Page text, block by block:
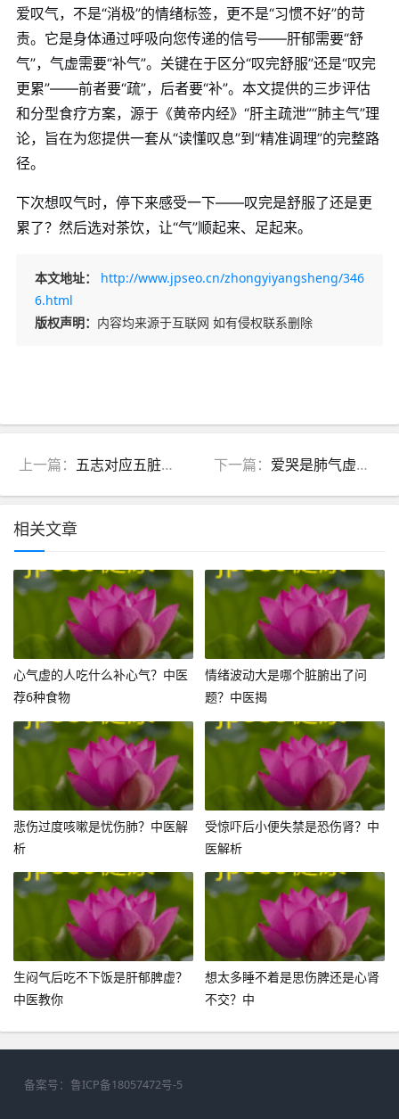
爱叹气，不是“消极”的情绪标签，更不是“习惯不好”的苛
责。它是身体通过呼吸向您传递的信号——肝郁需要“舒
气”，气虚需要“补气”。关键在于区分“叹完舒服”还是“叹完
更累”——前者要“疏”，后者要“补”。本文提供的三步评估
和分型食疗方案，源于《黄帝内经》“肝主疏泄”“肺主气”理
论，旨在为您提供一套从“读懂叹息”到“精准调理”的完整路
径。
下次想叹气时，停下来感受一下——叹完是舒服了还是更
累了？然后选对茶饮，让“气”顺起来、足起来。
本文地址：
http://www.jpseo.cn/zhongyiyangsheng/346
6.html
版权声明： 内容均来源于互联网 如有侵权联系删除
上一篇： 五志对应五脏：喜怒忧思恐伤什么？中医解读 下一篇： 爱哭是肺气虚还是心气虚？中医教你分清
相关文章
心气虚的人吃什么补心气？中医
荐6种食物
情绪波动大是哪个脏腑出了问
题？中医揭
悲伤过度咳嗽是忧伤肺？中医解
析
受惊吓后小便失禁是恐伤肾？中
医解析
生闷气后吃不下饭是肝郁脾虚？
中医教你
想太多睡不着是思伤脾还是心肾
不交？中
备案号： 鲁ICP备18057472号-5